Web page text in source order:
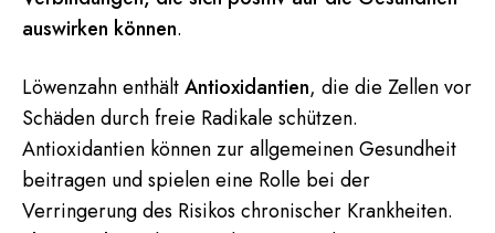
auswirken können.
Löwenzahn enthältAntioxidantien, die die Zellen vor
Schäden durch freie Radikale schützen.
Antioxidantien können zur allgemeinen Gesundheit
beitragen und spielen eine Rolle bei der
Verringerung des Risikos chronischer Krankheiten.